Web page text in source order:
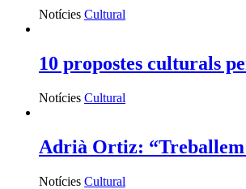
Notícies Cultural
10 propostes culturals
Notícies Cultural
Adrià Ortiz: “Treballem
Notícies Cultural